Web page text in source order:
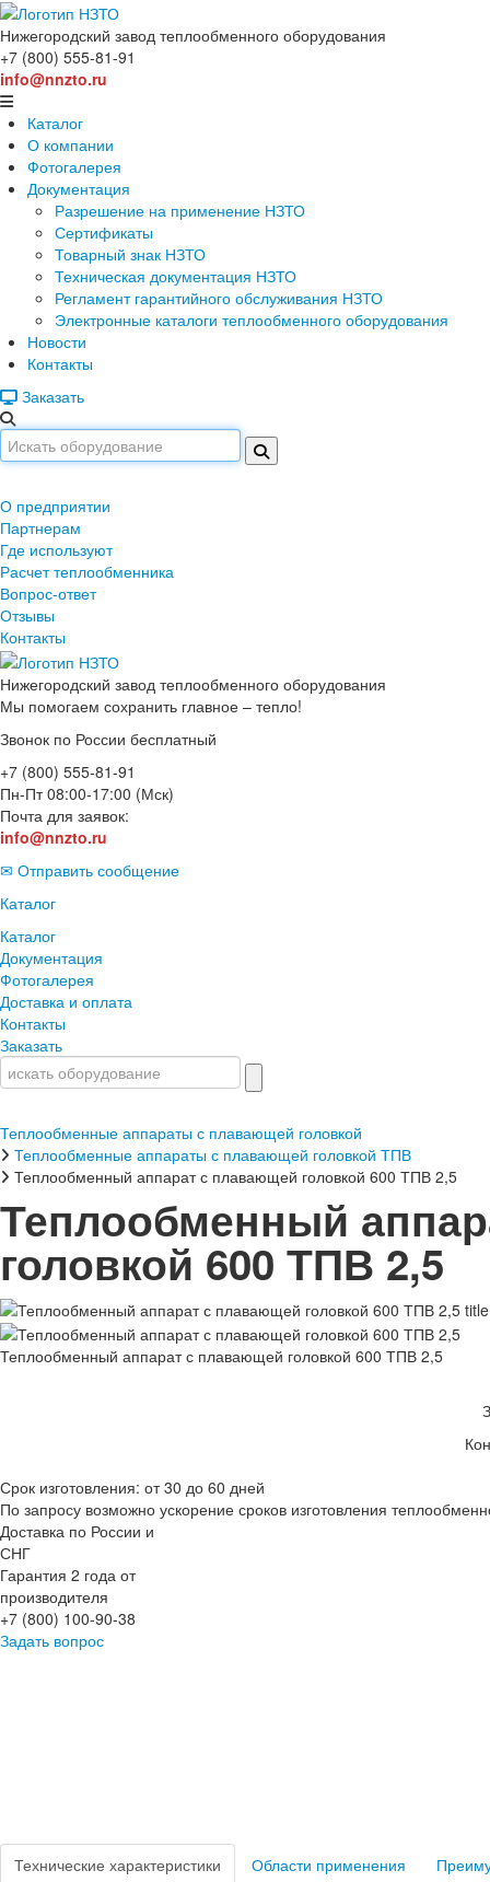
Нижегородский завод теплообменного оборудования
+7 (800) 555-81-91
info@nnzto.ru
Каталог
О компании
Фотогалерея
Документация
Разрешение на применение НЗТО
Сертификаты
Товарный знак НЗТО
Техническая документация НЗТО
Регламент гарантийного обслуживания НЗТО
Электронные каталоги теплообменного оборудования
Новости
Контакты
Заказать
О предприятии
Партнерам
Где используют
Расчет теплообменника
Вопрос-ответ
Отзывы
Контакты
Нижегородский завод теплообменного оборудования
Мы помогаем сохранить главное – тепло!
Звонок по России бесплатный
+7 (800) 555-81-91
Пн-Пт 08:00-17:00 (Мск)
Почта для заявок:
info@nnzto.ru
✉ Отправить сообщение
Каталог
Каталог
Документация
Фотогалерея
Доставка и оплата
Контакты
Заказать
Теплообменные аппараты с плавающей головкой
Теплообменные аппараты с плавающей головкой ТПВ
Теплообменный аппарат с плавающей головкой 600 ТПВ 2,5
Теплообменный
головкой 600 ТПВ 2,5
Теплообменный аппарат с плавающей головкой 600 ТПВ 2,5
Срок изготовления: от 30 до 60 дней
По запросу возможно ускорение сроков изготовления
Доставка по России и
СНГ
Гарантия 2 года от
производителя
+7 (800) 100-90-38
Задать вопрос
Технические характеристики Области применения